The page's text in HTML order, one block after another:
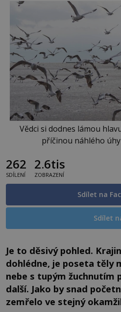
Vědci si dodnes lámou
příčinou náhlého
262
SDÍLENÍ
2.6tis
ZOBRAZENÍ
Sdílet na
Sdílet
Je to děsivý pohled.
dohlédne, je poseta těly
nebe s tupým žuchnutím
další. Jako by snad
zemřelo ve stejný